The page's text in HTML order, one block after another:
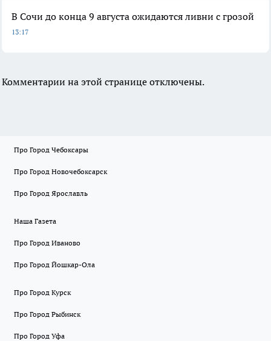
В Сочи до конца 9 августа ожидаются ливни с грозой
13:17
Комментарии на этой странице отключены.
Про Город Чебоксары
Про Город Новочебоксарск
Про Город Ярославль
Наша Газета
Про Город Иваново
Про Город Йошкар-Ола
Про Город Курск
Про Город Рыбинск
Про Город Уфа